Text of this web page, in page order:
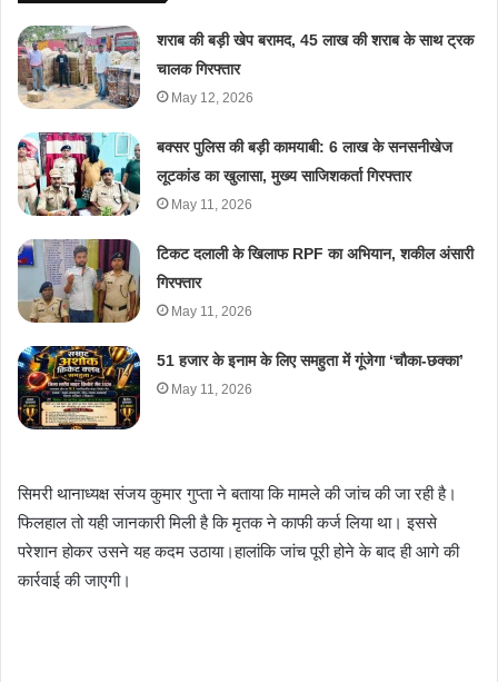
शराब की बड़ी खेप बरामद, 45 लाख की शराब के साथ ट्रक
चालक गिरफ्तार
May 12, 2026
बक्सर पुलिस की बड़ी कामयाबी: 6 लाख के सनसनीखेज
लूटकांड का खुलासा, मुख्य साजिशकर्ता गिरफ्तार
May 11, 2026
टिकट दलाली के खिलाफ RPF का अभियान, शकील अंसारी
गिरफ्तार
May 11, 2026
51 हजार के इनाम के लिए समहुता में गूंजेगा ‘चौका-छक्का’
May 11, 2026
सिमरी थानाध्यक्ष संजय कुमार गुप्ता ने बताया कि मामले की जांच की जा रही है।
फिलहाल तो यही जानकारी मिली है कि मृतक ने काफी कर्ज लिया था। इससे
परेशान होकर उसने यह कदम उठाया।हालांकि जांच पूरी होने के बाद ही आगे की
कार्रवाई की जाएगी।